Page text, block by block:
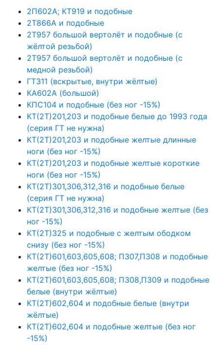
2П602А; КТ919 и подобные
2Т866А и подобные
2Т957 большой вертолёт и подобные (с
жёлтой резьбой)
2Т957 большой вертолёт и подобные (с
медной резьбой)
ГТ311 (вскрытые, внутри жёлтые)
КА602А (большой)
КПС104 и подобные (без ног -15%)
КТ(2Т)201,203 и подобные белые до 1993 года
(серия ГТ не нужна)
КТ(2Т)201,203 и подобные желтые длинные
ноги (без ног -15%)
КТ(2Т)201,203 и подобные желтые короткие
ноги (без ног -15%)
КТ(2Т)301,306,312,316 и подобные белые
(серия ГТ не нужна)
КТ(2Т)301,306,312,316 и подобные желтые (без
ног -15%)
КТ(2Т)325 и подобные с желтым ободком
снизу (без ног -15%)
КТ(2Т)601,603,605,608; П307,П308 и подобные
желтые (без ног -15%)
КТ(2Т)601,603,605,608; П308,П309 и подобные
белые (внутри жёлтые)
КТ(2Т)602,604 и подобные белые (внутри
жёлтые)
КТ(2Т)602,604 и подобные желтые (без ног
-15%)